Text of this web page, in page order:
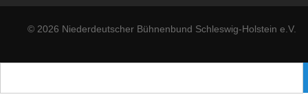
© 2026 Niederdeutscher Bühnenbund Schleswig-Holstein e.V.